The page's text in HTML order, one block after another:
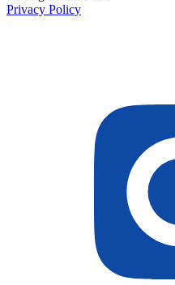
Privacy Policy